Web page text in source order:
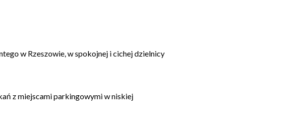
w Rzeszowie, w spokojnej i cichej dzielnicy
z miejscami parkingowymi w niskiej